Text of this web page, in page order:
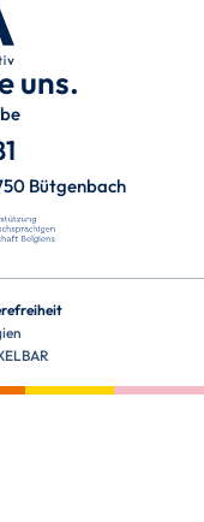
uns.
Bütgenbach